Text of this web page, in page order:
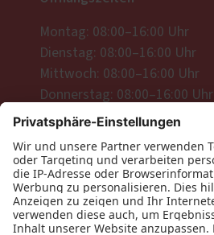
Montag: 08:00–16:00 Uhr
Dienstag: 08:00–16:00 Uhr
Mittwoch: 08:00–16:00 Uhr
Donnerstag: 08:00–16:00 Uhr
Freitag: 08:00–16:00 Uhr